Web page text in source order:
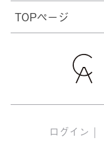
TOPページ
ログイン